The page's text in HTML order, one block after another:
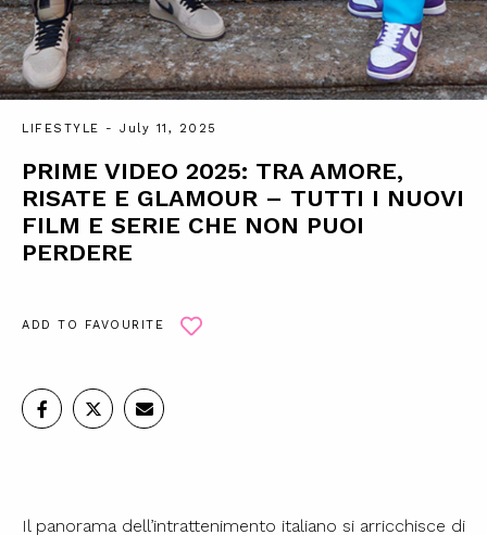
LIFESTYLE - July 11, 2025
PRIME VIDEO 2025: TRA AMORE,
RISATE E GLAMOUR – TUTTI I NUOVI
FILM E SERIE CHE NON PUOI
PERDERE
ADD TO FAVOURITE
Il panorama dell’intrattenimento italiano si arricchisce di